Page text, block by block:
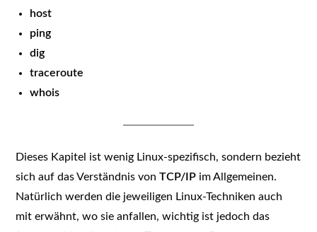
host
ping
dig
traceroute
whois
Dieses Kapitel ist wenig Linux-spezifisch, sondern bezieht
sich auf das Verständnis vonTCP/IP im Allgemeinen.
Natürlich werden die jeweiligen Linux-Techniken auch
mit erwähnt, wo sie anfallen, wichtig ist jedoch das